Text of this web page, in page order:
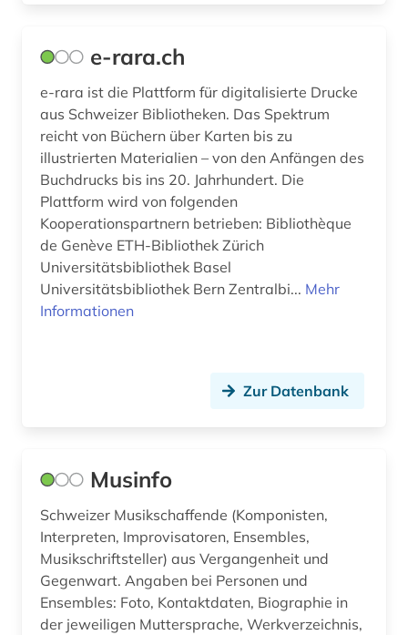
urkunde (1)
verbundkatalog (1)
verkehr (1)
verwaltungsrat (aktienrecht) (1)
verwaltungsrecht (1)
verwaltungsräte (1)
wasser (1)
willisau (stadt) (1)
wirtschaft (3)
wirtschaftsberichterstattung (1)
wirtschaftsnachrichten (1)
e-rara.ch
e-rara ist die Plattform für digitalisierte Drucke
aus Schweizer Bibliotheken. Das Spektrum
reicht von Büchern über Karten bis zu
illustrierten Materialien – von den Anfängen des
Buchdrucks bis ins 20. Jahrhundert. Die
Plattform wird von folgenden
Kooperationspartnern betrieben: Bibliothèque
de Genève ETH-Bibliothek Zürich
Universitätsbibliothek Basel
Universitätsbibliothek Bern Zentralbi... Mehr
Informationen
Zur Datenbank
Musinfo
Schweizer Musikschaffende (Komponisten,
Interpreten, Improvisatoren, Ensembles,
Musikschriftsteller) aus Vergangenheit und
Gegenwart. Angaben bei Personen und
Ensembles: Foto, Kontaktdaten, Biographie in
der jeweiligen Muttersprache, Werkverzeichnis,